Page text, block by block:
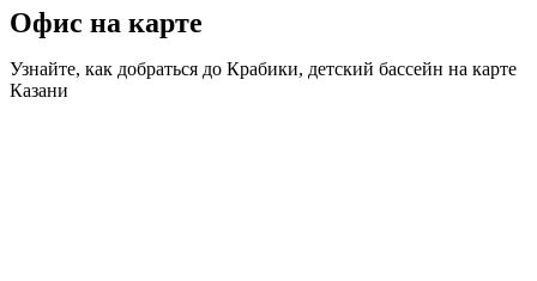
Офис на карте
Узнайте, как добраться до Крабики, детский бассейн на карте
Казани